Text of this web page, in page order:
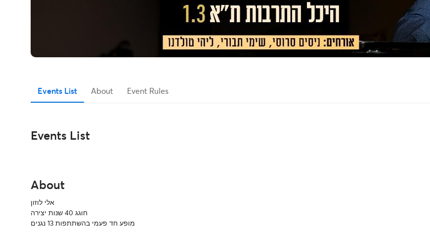
Events List About Event Rules
Events List
About
אלי לוזון
חוגג 40 שנות יצירה
מופע חד פעמי בהשתתפות 13 נגנים